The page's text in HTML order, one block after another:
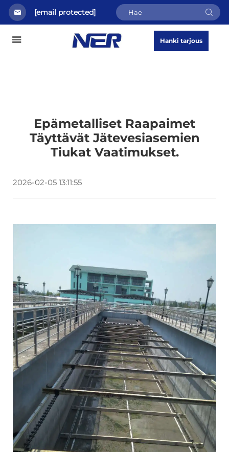
[email protected]
Hanki tarjous
Epämetalliset Raapaimet
Täyttävät Jätevesiasemien
Tiukat Vaatimukset.
2026-02-05 13:11:55